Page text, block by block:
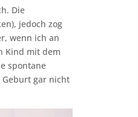
Die
jedoch zog
wenn ich an
Kind mit dem
spontane
gar nicht